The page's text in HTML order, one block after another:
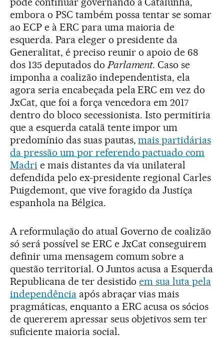
embora o PSC também possa tentar se somar
ao ECP e à ERC para uma maioria de
esquerda. Para eleger o presidente da
Generalitat, é preciso reunir o apoio de 68
dos 135 deputados doParlament. Caso se
imponha a coalizão independentista, ela
agora seria encabeçada pela ERC em vez do
JxCat, que foi a força vencedora em 2017
dentro do bloco secessionista. Isto permitiria
que a esquerda catalã tente impor um
predomínio das suas pautas,mais partidárias
da pressão um por referendo pactuado com
Madri e mais distantes da via unilateral
defendida pelo ex-presidente regional Carles
Puigdemont, que vive foragido da Justiça
espanhola na Bélgica.
A reformulação do atual Governo de coalizão
só será possível se ERC e JxCat conseguirem
definir uma mensagem comum sobre a
questão territorial. O Juntos acusa a Esquerda
Republicana de ter desistidoem sua luta pela
independênciaapós abraçar vias mais
pragmáticas, enquanto a ERC acusa os sócios
de quererem apressar seus objetivos sem ter
suficiente maioria social.